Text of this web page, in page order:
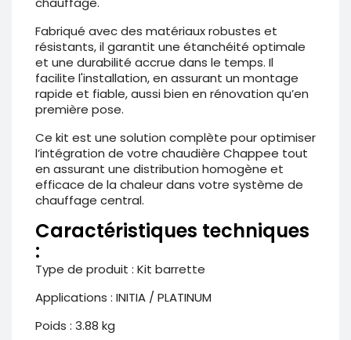
Fabriqué avec des matériaux robustes et
résistants, il garantit une étanchéité optimale
et une durabilité accrue dans le temps. Il
facilite l'installation, en assurant un montage
rapide et fiable, aussi bien en rénovation qu’en
première pose.
Ce kit est une solution complète pour optimiser
l’intégration de votre chaudière Chappee tout
en assurant une distribution homogène et
efficace de la chaleur dans votre système de
chauffage central.
Caractéristiques techniques
:
Type de produit : Kit barrette
Applications : INITIA / PLATINUM
Poids : 3.88 kg